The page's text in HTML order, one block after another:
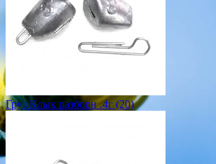
Груз Клык разборн .4г (20)